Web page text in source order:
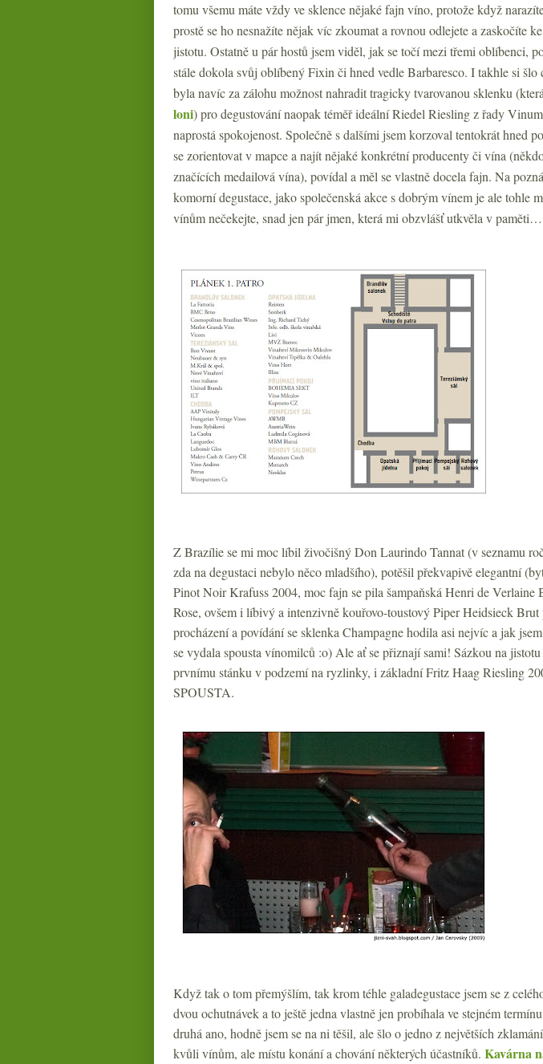
tomu všemu máte vždy ve sklence nějaké fajn víno, protože když
prostě se ho nesnažíte nějak víc zkoumat a rovnou odlejete a zaskočíte
jistotu. Ostatně u pár hostů jsem viděl, jak se točí mezi třemi oblíbenci,
stále dokola svůj oblíbený Fixin či hned vedle Barbaresco. I takhle si
byla navíc za zálohu možnost nahradit tragicky tvarovanou sklenku
loni) pro degustování naopak téměř ideální Riedel Riesling z řady
naprostá spokojenost. Společně s dalšími jsem korzoval tentokrát hned
se zorientovat v mapce a najít nějaké konkrétní producenty či vína
značících medailová vína), povídal a měl se vlastně docela fajn. Na
komorní degustace, jako společenská akce s dobrým vínem je ale tohle
vínům nečekejte, snad jen pár jmen, která mi obzvlášť utkvěla v paměti…
Z Brazílie se mi moc líbil živočišný Don Laurindo Tannat (v seznamu
zda na degustaci nebylo něco mladšího), potěšil překvapivě elegantní
Pinot Noir Krafuss 2004, moc fajn se pila šampaňská Henri de
Rose, ovšem i líbivý a intenzivně kouřovo-toustový Piper Heidsieck
procházení a povídání se sklenka Champagne hodila asi nejvíc a jak
se vydala spousta vínomilců :o) Ale ať se přiznají sami! Sázkou na
prvnímu stánku v podzemí na ryzlinky, i základní Fritz Haag Riesling
SPOUSTA.
Když tak o tom přemýšlím, tak krom téhle galadegustace jsem se z
dvou ochutnávek a to ještě jedna vlastně jen probíhala ve stejném
druhá ano, hodně jsem se na ni těšil, ale šlo o jedno z největších
kvůli vínům, ale místu konání a chování některých účastníků. Kavárna